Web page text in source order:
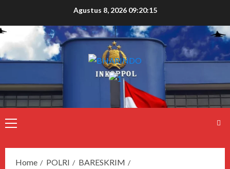
Agustus 8, 2026 09:20:15
Home POLRI
BARESKRIM